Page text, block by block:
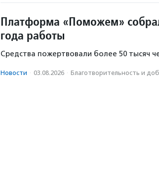
Платформа «Поможем»
года работы
Средства пожертвовали более 50 тысяч
Новости · 03.08.2026 · Благотвори­тель­ность и